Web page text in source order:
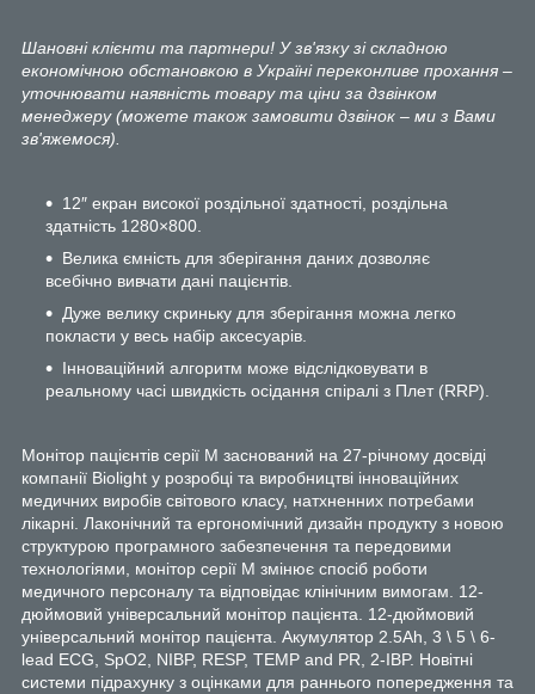
Шановні клієнти та партнери! У зв'язку зі складною
економічною обстановкою в Україні переконливе прохання –
уточнювати наявність товару та ціни за дзвінком
менеджеру (можете також замовити дзвінок – ми з Вами
зв'яжемося).
12″ екран високої роздільної здатності, роздільна
здатність 1280×800.
Велика ємність для зберігання даних дозволяє
всебічно вивчати дані пацієнтів.
Дуже велику скриньку для зберігання можна легко
покласти у весь набір аксесуарів.
Інноваційний алгоритм може відслідковувати в
реальному часі швидкість осідання спіралі з Плет (RRP).
Монітор пацієнтів серії М заснований на 27-річному досвіді
компанії Biolight у розробці та виробництві інноваційних
медичних виробів світового класу, натхненних потребами
лікарні. Лаконічний та ергономічний дизайн продукту з новою
структурою програмного забезпечення та передовими
технологіями, монітор серії M змінює спосіб роботи
медичного персоналу та відповідає клінічним вимогам. 12-
дюймовий універсальний монітор пацієнта. 12-дюймовий
універсальний монітор пацієнта. Акумулятор 2.5Ah, 3 \ 5 \ 6-
lead ECG, SpO2, NIBP, RESP, TEMP and PR, 2-IBP. Новітні
системи підрахунку з оцінками для раннього попередження та